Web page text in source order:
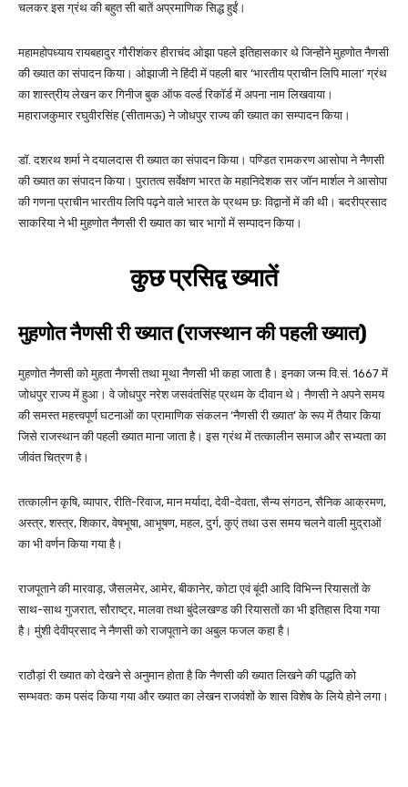
चलकर इस ग्रंथ की बहुत सी बातें अप्रमाणिक सिद्ध हुईं।
महामहोपध्याय रायबहादुर गौरीशंकर हीराचंद ओझा पहले इतिहासकार थे जिन्होंने मुहणोत नैणसी
की ख्यात का संपादन किया। ओझाजी ने हिंदी में पहली बार ‘भारतीय प्राचीन लिपि माला’ ग्रंथ
का शास्त्रीय लेखन कर गिनीज बुक ऑफ वर्ल्ड रिकॉर्ड में अपना नाम लिखवाया।
महाराजकुमार रघुवीरसिंह (सीतामऊ) ने जोधपुर राज्य की ख्यात का सम्पादन किया।
डॉ. दशरथ शर्मा ने दयालदास री ख्यात का संपादन किया। पण्डित रामकरण आसोपा ने नैणसी
की ख्यात का संपादन किया। पुरातत्व सर्वेक्षण भारत के महानिदेशक सर जॉन मार्शल ने आसोपा
की गणना प्राचीन भारतीय लिपि पढ़ने वाले भारत के प्रथम छः विद्वानों में की थी। बदरीप्रसाद
साकरिया ने भी मुहणोत नैणसी री ख्यात का चार भागों में सम्पादन किया।
कुछ प्रसिद्व ख्यातें
मुहणोत नैणसी री ख्यात (राजस्थान की पहली ख्यात)
मुहणोत नैणसी को मुहता नैणसी तथा मूथा नैणसी भी कहा जाता है। इनका जन्म वि.सं. 1667 में
जोधपुर राज्य में हुआ। वे जोधपुर नरेश जसवंतसिंह प्रथम के दीवान थे। नैणसी ने अपने समय
की समस्त महत्त्वपूर्ण घटनाओं का प्रामाणिक संकलन ‘नैणसी री ख्यात’ के रूप में तैयार किया
जिसे राजस्थान की पहली ख्यात माना जाता है। इस ग्रंथ में तत्कालीन समाज और सभ्यता का
जीवंत चित्रण है।
तत्कालीन कृषि, व्यापार, रीति-रिवाज, मान मर्यादा, देवी-देवता, सैन्य संगठन, सैनिक आक्रमण,
अस्त्र, शस्त्र, शिकार, वेषभूषा, आभूषण, महल, दुर्ग, कुएं तथा उस समय चलने वाली मुद्राओं
का भी वर्णन किया गया है।
राजपूताने की मारवाड़, जैसलमेर, आमेर, बीकानेर, कोटा एवं बूंदी आदि विभिन्न रियासतों के
साथ-साथ गुजरात, सौराष्ट्र, मालवा तथा बुंदेलखण्ड की रियासतों का भी इतिहास दिया गया
है। मुंशी देवीप्रसाद ने नैणसी को राजपूताने का अबुल फजल कहा है।
राठौड़ां री ख्यात को देखने से अनुमान होता है कि नैणसी की ख्यात लिखने की पद्धति को
सम्भवतः कम पसंद किया गया और ख्यात का लेखन राजवंशों के शास विशेष के लिये होने लगा।